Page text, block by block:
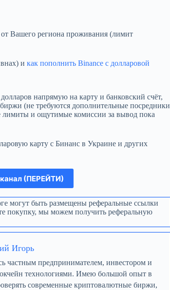
от Вашего региона проживания (лимит
и как пополнить Binance с долларовой
напрямую на карту и банковский счёт,
(не требуются дополнительные посредники
лимиты и ощутимые комиссии за вывод пока
карту с Бинанс в Украине и других
(ПЕРЕЙТИ)
могут быть размещены реферальные ссылки
покупку, мы можем получить реферальную
Игорь
частным предпринимателем, инвестором и
технологиями. Имею большой опыт в
современные криптовалютные биржи,